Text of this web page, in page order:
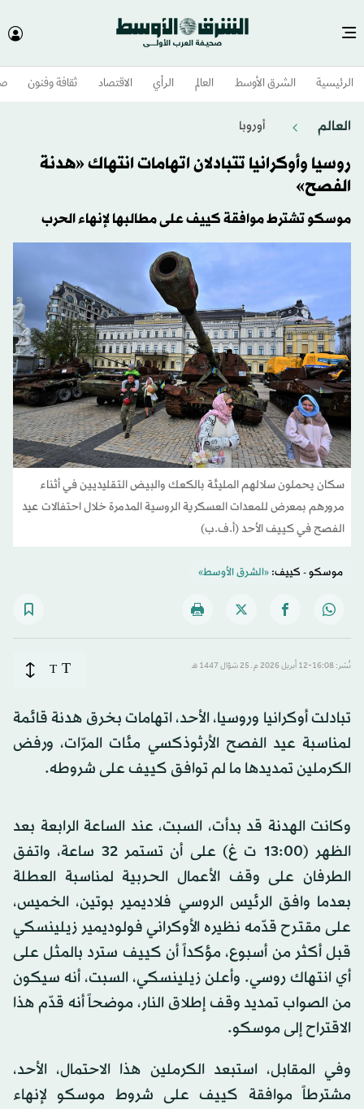
الرئيسية الشرق الأوسط​ العالم الرأي الاقتصاد ثقافة وفنون
العالم أوروبا
روسيا وأوكرانيا تتبادلان اتهامات انتهاك «هدنة
الفصح»
موسكو تشترط موافقة كييف على مطالبها لإنهاء الحرب
سكان يحملون سلالهم المليئة بالكعك والبيض التقليديين في أثناء
مرورهم بمعرض للمعدات العسكرية الروسية المدمرة خلال احتفالات عيد
الفصح في كييف الأحد (أ.ف.ب)
موسكو - كييف:«الشرق الأوسط»
نُشر: 16:08-12 أبريل 2026 م ـ 25 شوّال 1447 هـ T
T
تبادلت أوكرانيا وروسيا، الأحد، اتهامات بخرق هدنة قائمة
لمناسبة عيد الفصح الأرثوذكسي مئات المرّات، ورفض
الكرملين تمديدها ما لم توافق كييف على شروطه.
وكانت الهدنة قد بدأت، السبت، عند الساعة الرابعة بعد
الظهر (13:00 ت غ) على أن تستمر 32 ساعة، واتفق
الطرفان على وقف الأعمال الحربية لمناسبة العطلة
بعدما وافق الرئيس الروسي فلاديمير بوتين، الخميس،
على مقترح قدّمه نظيره الأوكراني فولوديمير زيلينسكي
قبل أكثر من أسبوع، مؤكداً أن كييف سترد بالمثل على
أي انتهاك روسي. وأعلن زيلينسكي، السبت، أنه سيكون
من الصواب تمديد وقف إطلاق النار، موضحاً أنه قدّم هذا
الاقتراح إلى موسكو.
وفي المقابل، استبعد الكرملين هذا الاحتمال، الأحد،
مشترطاً موافقة كييف على شروط موسكو لإنهاء